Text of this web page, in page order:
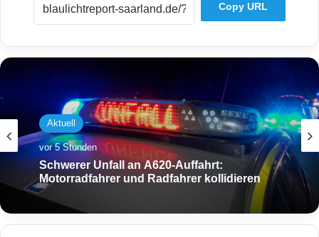
Copy URL
Aktuell
vor 5 Stunden
Schwerer Unfall an A620-Auffahrt:
Motorradfahrer und Radfahrer kollidieren